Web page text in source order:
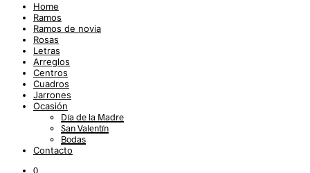
Home
Ramos
Ramos de novia
Rosas
Letras
Arreglos
Centros
Cuadros
Jarrones
Ocasión
Día de la Madre
San Valentín
Bodas
Contacto
0